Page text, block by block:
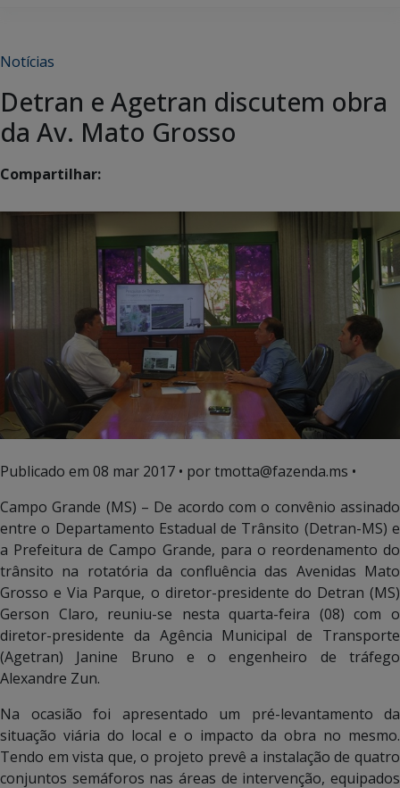
Notícias
Detran e Agetran discutem obra
da Av. Mato Grosso
Compartilhar:
Publicado em 08 mar 2017 • por tmotta@fazenda.ms •
Campo Grande (MS) – De acordo com o convênio assinado
entre o Departamento Estadual de Trânsito (Detran-MS) e
a Prefeitura de Campo Grande, para o reordenamento do
trânsito na rotatória da confluência das Avenidas Mato
Grosso e Via Parque, o diretor-presidente do Detran (MS)
Gerson Claro, reuniu-se nesta quarta-feira (08) com o
diretor-presidente da Agência Municipal de Transporte
(Agetran) Janine Bruno e o engenheiro de tráfego
Alexandre Zun.
Na ocasião foi apresentado um pré-levantamento da
situação viária do local e o impacto da obra no mesmo.
Tendo em vista que, o projeto prevê a instalação de quatro
conjuntos semáforos nas áreas de intervenção, equipados